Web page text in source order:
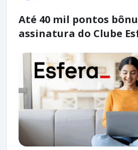
Até 40 mil pontos
assinatura do Clube